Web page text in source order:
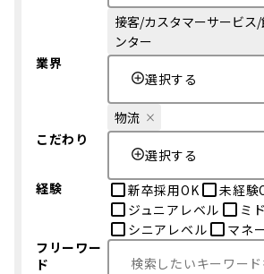
接客/カスタマーサービス
ンター
業界
選択する
物流
こだわり
選択する
経験
新卒採用OK
未経験
ジュニアレベル
ミ
シニアレベル
マネ
フリーワー
ド